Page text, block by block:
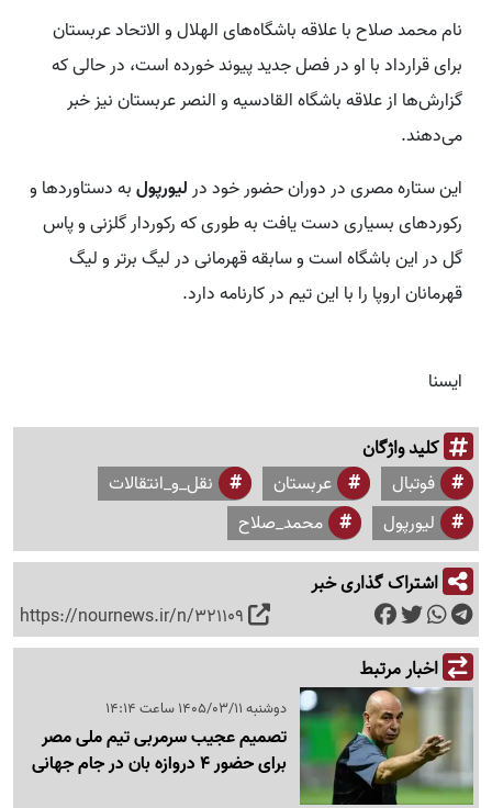
نام محمد صلاح با علاقه باشگاه‌های الهلال و الاتحاد عربستان
برای قرارداد با او در فصل جدید پیوند خورده است، در حالی که
گزارش‌ها از علاقه باشگاه القادسیه و النصر عربستان نیز خبر
می‌دهند.
این ستاره مصری در دوران حضور خود در لیورپولبه دستاوردها و
رکوردهای بسیاری دست یافت به طوری که رکوردار گلزنی و پاس
گل در این باشگاه است و سابقه قهرمانی در لیگ برتر و لیگ
قهرمانان اروپا را با این تیم در کارنامه دارد.
ایسنا
کلید واژگان
فوتبال عربستان
نقل_و_انتقالات
لیورپول
محمد_صلاح
اشتراک گذاری خبر
https://nournews.ir/n/321109
اخبار مرتبط
دوشنبه 1405/03/11 ساعت 14:14
تصمیم عجیب سرمربی تیم ملی مصر
برای حضور 4 دروازه بان در جام جهانی